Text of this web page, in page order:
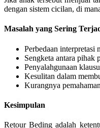
dengan sistem cicilan, di
Masalah yang Sering
Perbedaan interpretasi
Sengketa antara pihak
Penyalahgunaan
Kesulitan dalam
Kurangnya
Kesimpulan
Retour Beding adalah